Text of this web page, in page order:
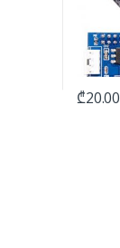
₾20.00